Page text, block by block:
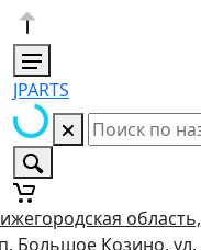
JPARTS
область,
Большое Козино, ул.